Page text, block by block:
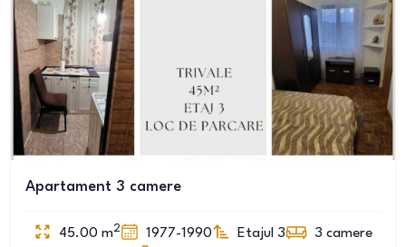
Apartament 3 camere
45.00 m2 1977-1990 Etajul 3 3 camere